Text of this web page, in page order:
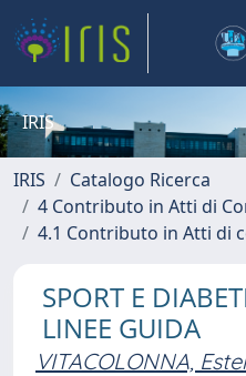
IRIS
IRIS
Catalogo Ricerca
4 Contributo in Atti di
4.1 Contributo in Atti di
SPORT E
LINEE GUIDA
VITACOLONNA,